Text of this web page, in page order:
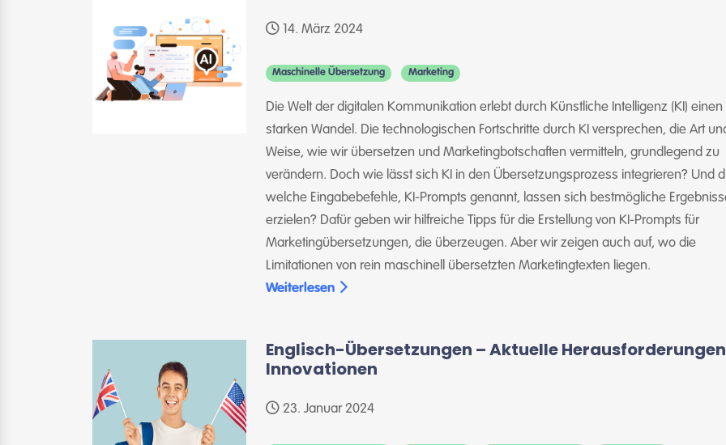
14. März 2024
Maschinelle Übersetzung Marketing
Die Welt der digitalen Kommunikation erlebt durch Künstliche Intelligenz (KI) einen
starken Wandel. Die technologischen Fortschritte durch KI versprechen, die Art
Weise, wie wir übersetzen und Marketingbotschaften vermitteln, grundlegend zu
verändern. Doch wie lässt sich KI in den Übersetzungsprozess integrieren? Und
welche Eingabebefehle, KI-Prompts genannt, lassen sich bestmögliche
erzielen? Dafür geben wir hilfreiche Tipps für die Erstellung von KI-Prompts für
Marketingübersetzungen, die überzeugen. Aber wir zeigen auch auf, wo die
Limitationen von rein maschinell übersetzten Marketingtexten liegen.
Weiterlesen
Englisch-Übersetzungen – Aktuelle
Innovationen
23. Januar 2024